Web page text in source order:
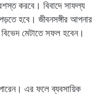
করবে। বিবাদে সাফল্য
হবে। জীবনসঙ্গীর আপনার
মেটাতে সফল হবেন।
এর ফলে ব্যবসায়িক